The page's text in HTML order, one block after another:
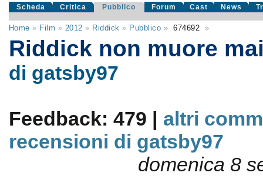
Scheda Critica Pubblico Forum Cast News
Home » Film » 2012 » Riddick » Pubblico » 674692 »
Riddick non muore
di gatsby97
Feedback: 479 | altri
recensioni di gatsby97
domenica 8